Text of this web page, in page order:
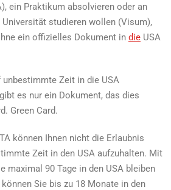
ein Praktikum absolvieren oder an
studieren wollen (Visum),
ein offizielles Dokument in die USA
unbestimmte Zeit in die USA
es nur ein Dokument, das dies
Green Card.
können Ihnen nicht die Erlaubnis
Zeit in den USA aufzuhalten. Mit
maximal 90 Tage in den USA bleiben
Sie bis zu 18 Monate in den